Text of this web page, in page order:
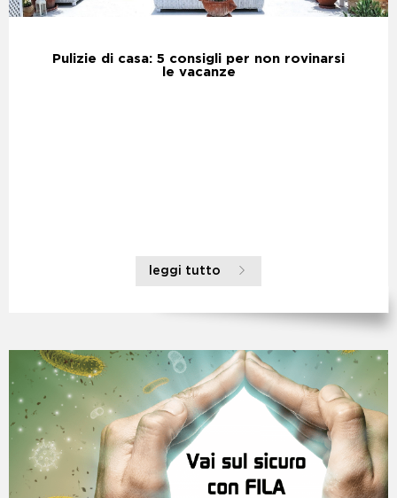
Pulizie di casa: 5 consigli per non rovinarsi
le vacanze
leggi tutto